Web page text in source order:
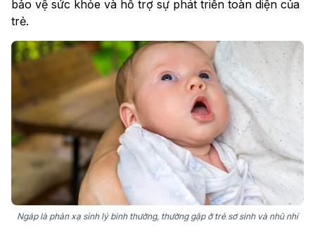
bảo vệ sức khỏe và hỗ trợ sự phát triển toàn diện của
trẻ.
Ngáp là phản xạ sinh lý bình thường, thường gặp ở trẻ sơ sinh và nhũ nhi